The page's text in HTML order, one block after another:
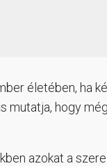
életében, ha
mutatja, hogy
azokat a